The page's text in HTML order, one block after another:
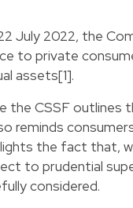
July 2022, the
to private
assets[1].
the CSSF outlines
reminds
the fact that,
to prudential
considered.